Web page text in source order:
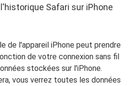
Safari sur iPhone
de l'appareil iPhone peut prendre
de votre connexion sans fil
stockées sur l'iPhone.
vous verrez toutes les données